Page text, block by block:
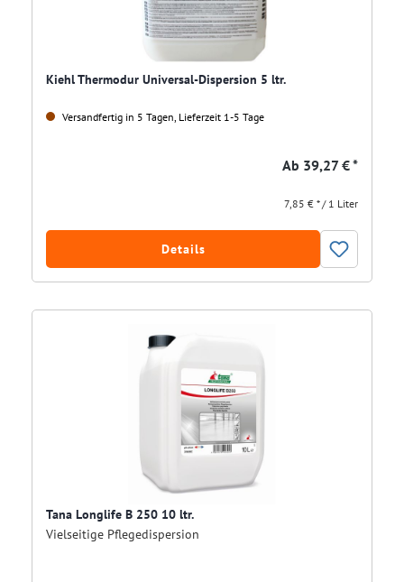
Kiehl Thermodur Universal-Dispersion 5 ltr.
Versandfertig in 5 Tagen, Lieferzeit 1-5 Tage
Ab 39,27 € *
7,85 € * / 1 Liter
Details
Tana Longlife B 250 10 ltr.
Vielseitige Pflegedispersion